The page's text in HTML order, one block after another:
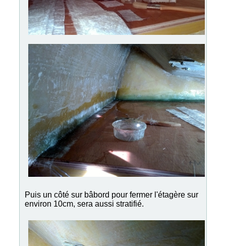
Puis un côté sur bâbord pour fermer l'étagère sur
environ 10cm, sera aussi stratifié.